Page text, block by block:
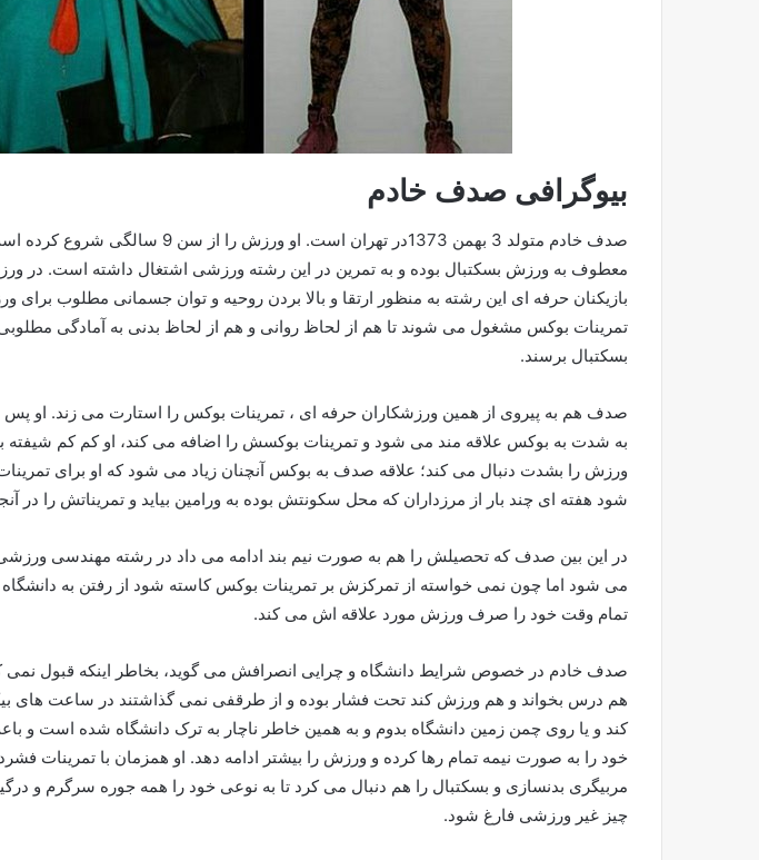
بیوگرافی صدف خادم
صدف خادم متولد 3 بهمن 1373در تهران است. او ورزش را
معطوف به ورزش بسکتبال بوده و به تمرین در این رشته ورزشی اشتغال داشته است. در
بازیکنان حرفه ای این رشته به منظور ارتقا و بالا بردن روحیه و توان جسمانی مطلوب
تمرینات بوکس مشغول می شوند تا هم از لحاظ روانی و هم از لحاظ بدنی به آمادگی
بسکتبال برسند.
صدف هم به پیروی از همین ورزشکاران حرفه ای ، تمرینات بوکس را استارت می زند. او
به شدت به بوکس علاقه مند می شود و تمرینات بوکسش را اضافه می کند، او کم کم
ورزش را بشدت دنبال می کند؛ علاقه صدف به بوکس آنچنان زیاد می شود که او برای
شود هفته ای چند بار از مرزداران که محل سکونتش بوده به ورامین بیاید و تمریناتش را در
در این بین صدف که تحصیلش را هم به صورت نیم بند ادامه می داد در رشته مهندسی ورزشی
می شود اما چون نمی خواسته از تمرکزش بر تمرینات بوکس کاسته شود از رفتن به
تمام وقت خود را صرف ورزش مورد علاقه اش می کند.
صدف خادم در خصوص شرایط دانشگاه و چرایی انصرافش می گوید، بخاطر اینکه قبول نمی
هم درس بخواند و هم ورزش کند تحت فشار بوده و از طرقفی نمی گذاشتند در ساعت های
کند و یا روی چمن زمین دانشگاه بدوم و به همین خاطر ناچار به ترک دانشگاه شده است و
خود را به صورت نیمه تمام رها کرده و ورزش را بیشتر ادامه دهد. او همزمان با تمرینات
مربیگری بدنسازی و بسکتبال را هم دنبال می کرد تا به نوعی خود را همه جوره سرگرم و
چیز غیر ورزشی فارغ شود.